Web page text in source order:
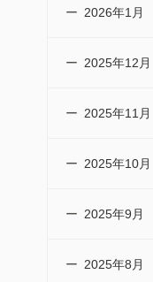
2026年1月
2025年12月
2025年11月
2025年10月
2025年9月
2025年8月